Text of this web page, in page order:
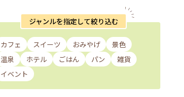
ジャンルを指定して絞り込む
カフェ スイーツ おみやげ
景色
温泉
ホテル ごはん パン
雑貨
イベント